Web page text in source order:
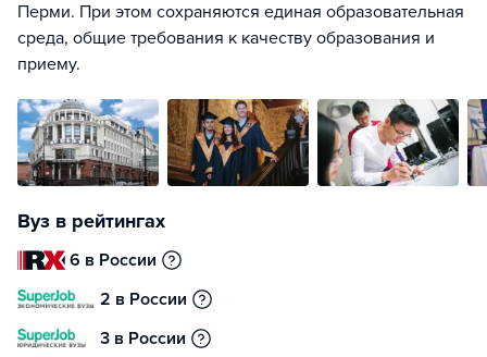
Перми. При этом сохраняются единая образовательная
среда, общие требования к качеству образования и
приему.
Вуз в рейтингах
6 в России
2 в России
3 в России